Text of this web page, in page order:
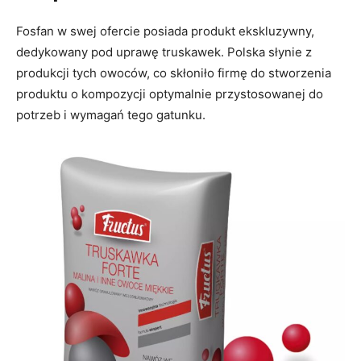
Fosfan w swej ofercie posiada produkt ekskluzywny,
dedykowany pod uprawę truskawek. Polska słynie z
produkcji tych owoców, co skłoniło firmę do stworzenia
produktu o kompozycji optymalnie przystosowanej do
potrzeb i wymagań tego gatunku.